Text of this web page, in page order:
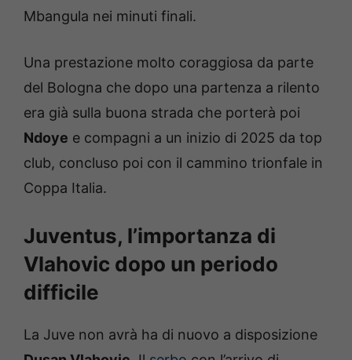
Mbangula nei minuti finali.
Una prestazione molto coraggiosa da parte
del Bologna che dopo una partenza a rilento
era già sulla buona strada che porterà poi
Ndoye e compagni a un inizio di 2025 da top
club, concluso poi con il cammino trionfale in
Coppa Italia.
Juventus, l’importanza di
Vlahovic dopo un periodo
difficile
La Juve non avrà ha di nuovo a disposizione